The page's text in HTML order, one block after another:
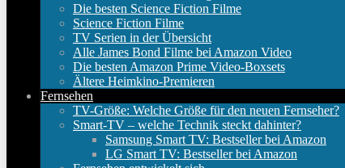
Die besten Science Fiction Filme
Science Fiction Filme
TV Serien in der Übersicht
Alle James Bond Filme bei Amazon Video
Die besten Amazon Prime Video-Boxsets
Ältere Heimkino-Premieren
Fernsehen
TV-Größe: Welche Größe für den neuen Fernseher?
Smart-TV – welche Technik steckt dahinter?
Samsung Smart TV: Bestseller bei Amazon
LG Smart TV: Bestseller bei Amazon